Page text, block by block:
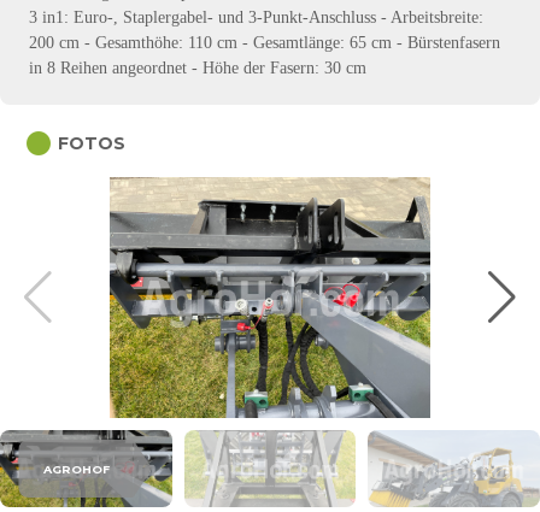
3 in1: Euro-, Staplergabel- und 3-Punkt-Anschluss - Arbeitsbreite:
200 cm - Gesamthöhe: 110 cm - Gesamtlänge: 65 cm - Bürstenfasern
in 8 Reihen angeordnet - Höhe der Fasern: 30 cm
circle FOTOS
AGROHOF